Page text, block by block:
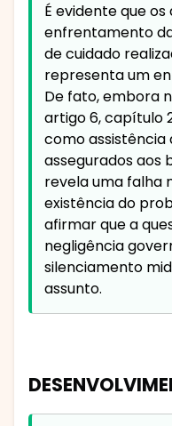
É evidente que
enfrentamento
de cuidado
representa um
De fato, embora
artigo 6, capítulo
como assistência
assegurados aos
revela uma falha
existência do
afirmar que a
negligência
silenciamento
assunto.